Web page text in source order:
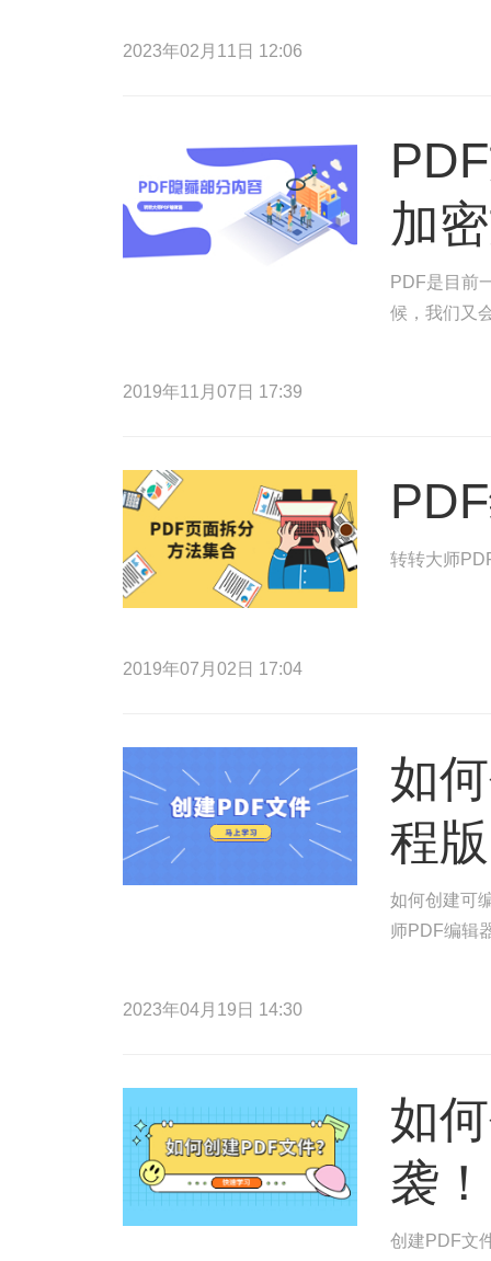
2023年02月11日 12:06
加
PDF是目前
候，我们又
2019年11月07日 17:39
转转大师
2019年07月02日 17:04
如
程版
如何创建可
师PDF编辑
2023年04月19日 14:30
如
袭！
创建PDF文